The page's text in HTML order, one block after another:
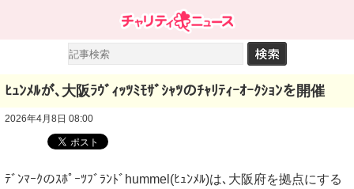
ﾋｭﾝﾒﾙが､大阪ﾗｳﾞｨｯﾂﾐﾓｻﾞｼｬﾂのﾁｬﾘﾃｨｰｵｰｸｼｮﾝを開催
2026年4月8日 08:00
ﾃﾞﾝﾏｰｸのｽﾎﾟｰﾂﾌﾞﾗﾝﾄﾞhummel(ﾋｭﾝﾒﾙ)は､大阪府を拠点にする